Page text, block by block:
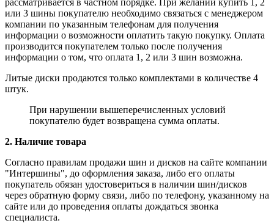
или 3 шины покупателю необходимо связаться с менеджером
компании по указанным телефонам для получения
информации о возможности оплатить такую покупку. Оплата
производится покупателем только после получения
информации о том, что оплата 1, 2 или 3 шин возможна.
Литые диски продаются только комплектами в количестве 4
штук.
При нарушении вышеперечисленных условий
покупателю будет возвращена сумма оплаты.
2. Наличие товара
Согласно правилам продажи шин и дисков на сайте компании
"Интершины", до оформления заказа, либо его оплаты
покупатель обязан удостовериться в наличии шин/дисков
через обратную форму связи, либо по телефону, указанному на
сайте или до проведения оплаты дождаться звонка
специалиста.